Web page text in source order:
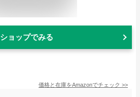
ショップでみる
価格と在庫をAmazonでチェック >>